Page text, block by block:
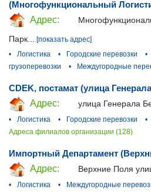
(Многофункциональный
Адрес:
Парк... [показать адрес]
•
Логистика • Городские перевозки •
грузоперевозки
• Междугородные
CDEK, постамат (улица
Адрес:
улица Генерала
•
Логистика • Городские перевозки •
Адреса филиалов организации (128)
Импортный Департамент
Адрес:
Верхние Поля
•
Логистика • Междугородные